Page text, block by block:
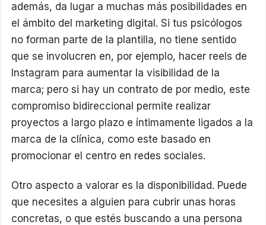
además, da lugar a muchas más posibilidades en
el ámbito del marketing digital. Si tus psicólogos
no forman parte de la plantilla, no tiene sentido
que se involucren en, por ejemplo, hacer reels de
Instagram para aumentar la visibilidad de la
marca; pero si hay un contrato de por medio, este
compromiso bidireccional permite realizar
proyectos a largo plazo e íntimamente ligados a la
marca de la clínica, como este basado en
promocionar el centro en redes sociales.
Otro aspecto a valorar es la disponibilidad. Puede
que necesites a alguien para cubrir unas horas
concretas, o que estés buscando a una persona